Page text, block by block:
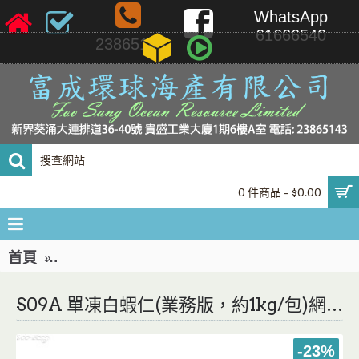
23865143
WhatsApp
61666540
0 件商品 - $0.00
首頁 S09A 單凍白蝦仁(業務版，約1kg/包)網購原價
S09A 單凍白蝦仁(業務版，約1kg/包)網購原價HK$128.00/包，會員價HK$98.00/包
-23%